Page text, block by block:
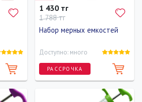
1 430 тг
1 788 тг
Набор мерных емкостей
Доступно: много
РАССРОЧКА